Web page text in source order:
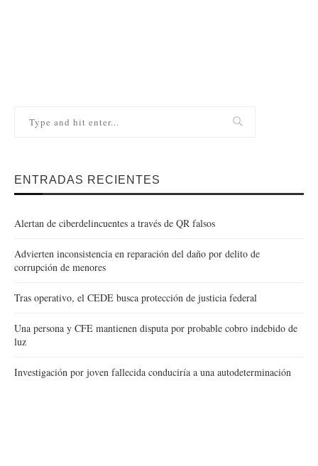
ENTRADAS RECIENTES
Alertan de ciberdelincuentes a través de QR falsos
Advierten inconsistencia en reparación del daño por delito de
corrupción de menores
Tras operativo, el CEDE busca protección de justicia federal
Una persona y CFE mantienen disputa por probable cobro indebido de
luz
Investigación por joven fallecida conduciría a una autodeterminación